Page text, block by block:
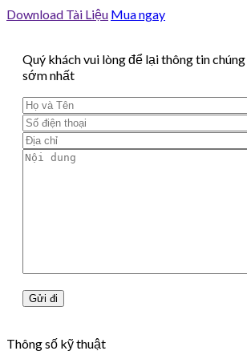
Download Tài Liệu Mua ngay
Quý khách vui lòng để lại thông tin
sớm nhất
Thông số kỹ thuật